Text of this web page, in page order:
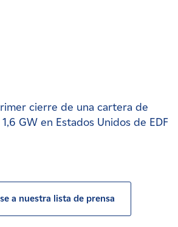
cierre de una cartera de
GW en Estados Unidos de EDF
a nuestra lista de prensa